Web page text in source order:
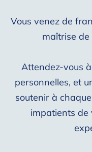
Vous venez de
maîtrise
Attendez-vous
personnelles, et
soutenir à
impatients de